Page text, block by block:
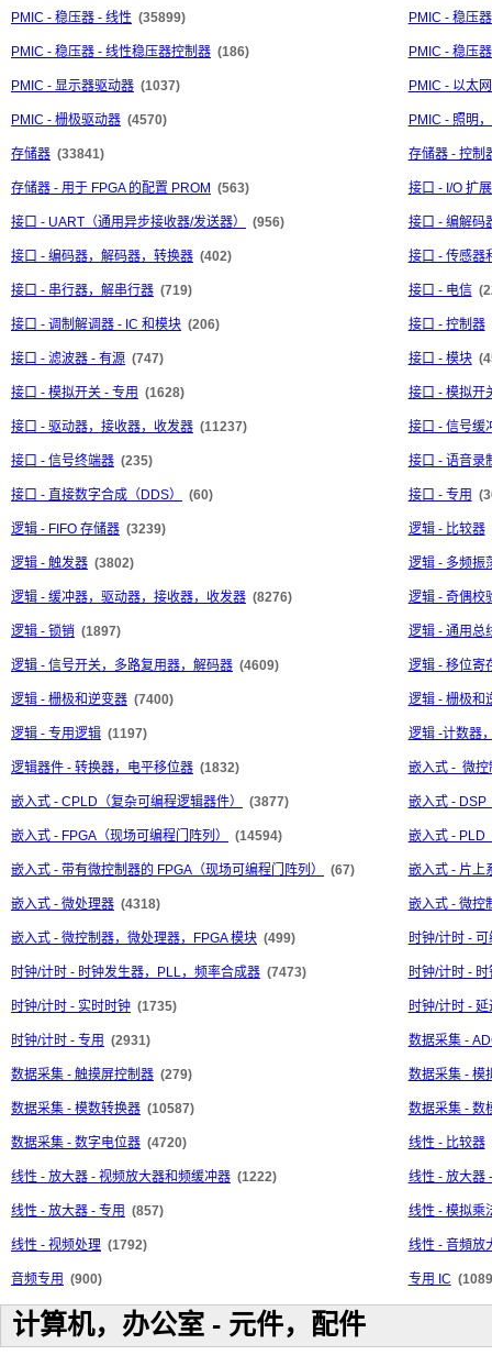
PMIC - 稳压器 - 线性 (35899) PMIC - 稳压
PMIC - 稳压器 - 线性稳压器控制器 (186) PMIC - 稳压
PMIC - 显示器驱动器 (1037) PMIC - 以太
PMIC - 栅极驱动器 (4570) PMIC - 照明
存储器 (33841) 存储器 - 控制
存储器 - 用于 FPGA 的配置 PROM (563) 接口 - I/O 扩
接口 - UART（通用异步接收器/发送器） (956) 接口 - 编解码
接口 - 编码器，解码器，转换器 (402) 接口 - 传感器
接口 - 串行器，解串行器 (719) 接口 - 电信
接口 - 调制解调器 - IC 和模块 (206) 接口 - 控制器
接口 - 滤波器 - 有源 (747) 接口 - 模块
接口 - 模拟开关 - 专用 (1628) 接口 - 模拟开
接口 - 驱动器，接收器，收发器 (11237) 接口 - 信号缓
接口 - 信号终端器 (235) 接口 - 语音录
接口 - 直接数字合成（DDS） (60) 接口 - 专用
逻辑 - FIFO 存储器 (3239) 逻辑 - 比较器
逻辑 - 触发器 (3802) 逻辑 - 多频振
逻辑 - 缓冲器，驱动器，接收器，收发器 (8276) 逻辑 - 奇偶校
逻辑 - 锁销 (1897) 逻辑 - 通用总
逻辑 - 信号开关，多路复用器，解码器 (4609) 逻辑 - 移位寄
逻辑 - 栅极和逆变器 (7400) 逻辑 - 栅极和
逻辑 - 专用逻辑 (1197) 逻辑 -计数器
逻辑器件 - 转换器，电平移位器 (1832) 嵌入式 - 微控
嵌入式 - CPLD（复杂可编程逻辑器件） (3877) 嵌入式 - DSP
嵌入式 - FPGA（现场可编程门阵列） (14594) 嵌入式 - PLD
嵌入式 - 带有微控制器的 FPGA（现场可编程门阵列） (67) 嵌入式 - 片上
嵌入式 - 微处理器 (4318) 嵌入式 - 微控
嵌入式 - 微控制器，微处理器，FPGA 模块 (499) 时钟/计时 -
时钟/计时 - 时钟发生器，PLL，频率合成器 (7473) 时钟/计时 -
时钟/计时 - 实时时钟 (1735) 时钟/计时 - 延
时钟/计时 - 专用 (2931) 数据采集 -
数据采集 - 触摸屏控制器 (279) 数据采集 - 模
数据采集 - 模数转换器 (10587) 数据采集 - 数
数据采集 - 数字电位器 (4720) 线性 - 比较器
线性 - 放大器 - 视频放大器和频缓冲器 (1222) 线性 - 放大器
线性 - 放大器 - 专用 (857) 线性 - 模拟乘
线性 - 视频处理 (1792) 线性 - 音頻放
音频专用 (900) 专用 IC
计算机，办公室 - 元件，配件